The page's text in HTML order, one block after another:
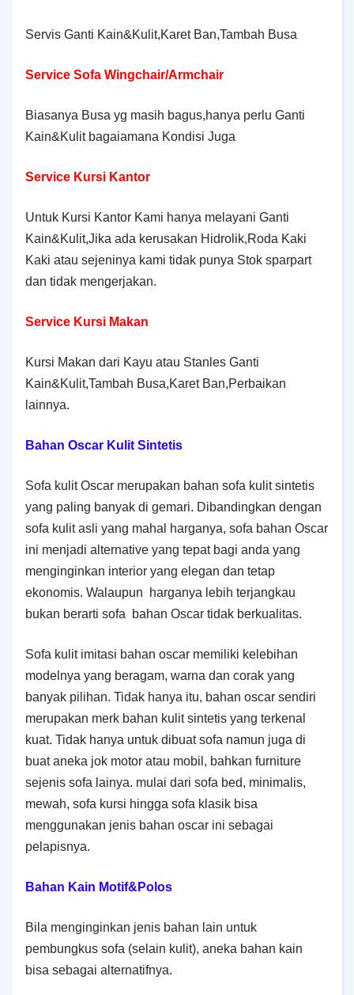
Servis Ganti Kain&Kulit,Karet Ban,Tambah Busa
Service Sofa Wingchair/Armchair
Biasanya Busa yg masih bagus,hanya perlu Ganti
Kain&Kulit bagaiamana Kondisi Juga
Service Kursi Kantor
Untuk Kursi Kantor Kami hanya melayani Ganti
Kain&Kulit,Jika ada kerusakan Hidrolik,Roda Kaki
Kaki atau sejeninya kami tidak punya Stok sparpart
dan tidak mengerjakan.
Service Kursi Makan
Kursi Makan dari Kayu atau Stanles Ganti
Kain&Kulit,Tambah Busa,Karet Ban,Perbaikan
lainnya.
Bahan Oscar Kulit Sintetis
Sofa kulit Oscar merupakan bahan sofa kulit sintetis
yang paling banyak di gemari. Dibandingkan dengan
sofa kulit asli yang mahal harganya, sofa bahan Oscar
ini menjadi alternative yang tepat bagi anda yang
menginginkan interior yang elegan dan tetap
ekonomis. Walaupun harganya lebih terjangkau
bukan berarti sofa bahan Oscar tidak berkualitas.
Sofa kulit imitasi bahan oscar memiliki kelebihan
modelnya yang beragam, warna dan corak yang
banyak pilihan. Tidak hanya itu, bahan oscar sendiri
merupakan merk bahan kulit sintetis yang terkenal
kuat. Tidak hanya untuk dibuat sofa namun juga di
buat aneka jok motor atau mobil, bahkan furniture
sejenis sofa lainya. mulai dari sofa bed, minimalis,
mewah, sofa kursi hingga sofa klasik bisa
menggunakan jenis bahan oscar ini sebagai
pelapisnya.
Bahan Kain Motif&Polos
Bila menginginkan jenis bahan lain untuk
pembungkus sofa (selain kulit), aneka bahan kain
bisa sebagai alternatifnya.